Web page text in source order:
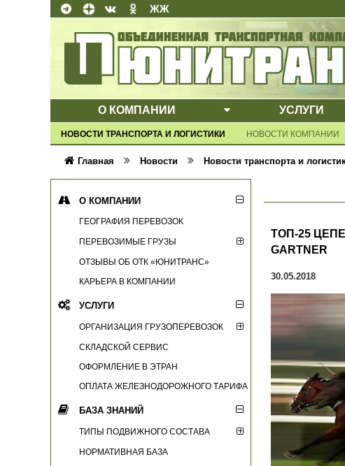
ЖЖ
О КОМПАНИИ
ВЫПАДАЮЩЕЕ
УСЛУГИ
НОВОСТИ ТРАНСПОРТА И ЛОГИСТИКИ НОВОСТИ КОМПАНИИ
Главная Новости Новости транспорта и
ТОП-25
GARTNER
30.05.2018
О КОМПАНИИ
ГЕОГРАФИЯ ПЕРЕВОЗОК
ПЕРЕВОЗИМЫЕ ГРУЗЫ
ОТЗЫВЫ ОБ ОТК «ЮНИТРАНС»
КАРЬЕРА В КОМПАНИИ
УСЛУГИ
ОРГАНИЗАЦИЯ ГРУЗОПЕРЕВОЗОК
СКЛАДСКОЙ СЕРВИС
ОФОРМЛЕНИЕ В ЭТРАН
ОПЛАТА ЖЕЛЕЗНОДОРОЖНОГО ТАРИФА
БАЗА ЗНАНИЙ
ТИПЫ ПОДВИЖНОГО СОСТАВА
НОРМАТИВНАЯ БАЗА